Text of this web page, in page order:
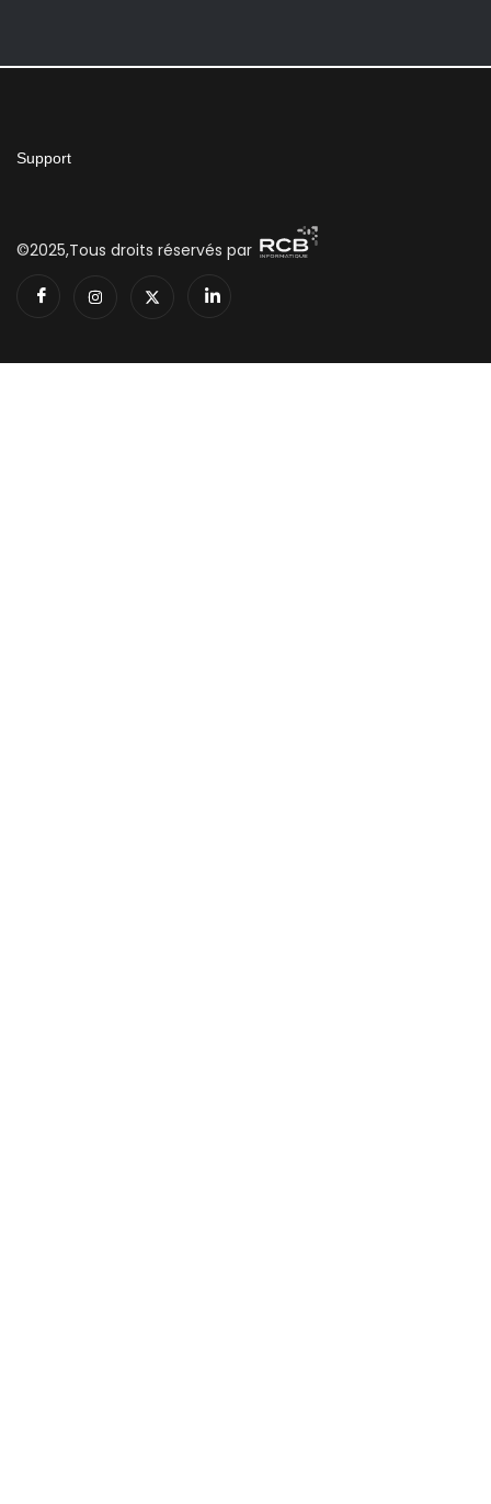
Support
©2025,Tous droits réservés par